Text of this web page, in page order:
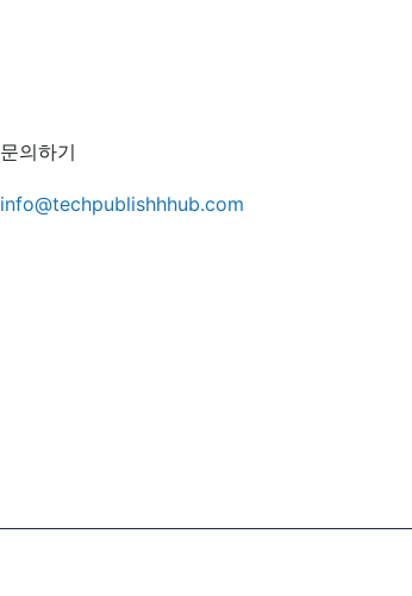
문의하기
info@techpublishhhub.com